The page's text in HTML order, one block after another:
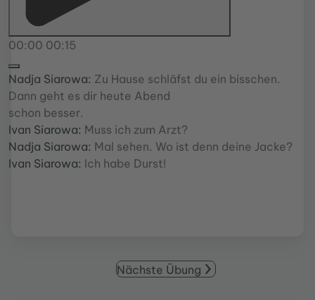
00:00 00:15
Nadja Siarowa: Zu Hause schläfst du ein bisschen.
Dann geht es dir heute Abend
schon besser.
Ivan Siarowa: Muss ich zum Arzt?
Nadja Siarowa: Mal sehen. Wo ist denn deine Jacke?
Ivan Siarowa: Ich habe Durst!
Nächste Übung